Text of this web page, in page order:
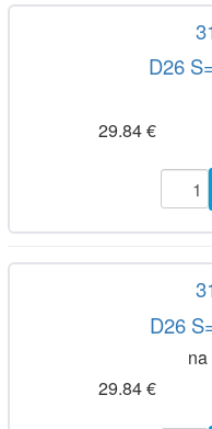
D26
29.84 €
D26
29.84 €